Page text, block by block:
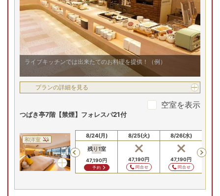
ライブキッチンでは出来たてのお料理を提供！（例）
プランの詳細を見る
空室を表示
つばき亭7階【禁煙】フォレスパ21付
和洋室
Previous
8/22(土)
円
問合せ
8/23(日)
47,190円
問合せ
8/24(月)
残り1室
47,190円
予約
8/25(火)
47,190円
問合せ
8/26(水)
47,190円
問合せ